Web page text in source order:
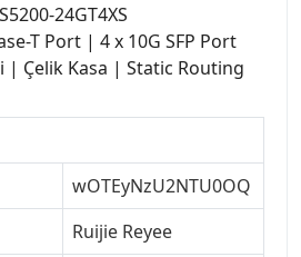
24GT4XS
T Port | 4 x 10G SFP Port
| Çelik Kasa | Static Routing
wOTEyNzU2NTU0OQ
Ruijie Reyee